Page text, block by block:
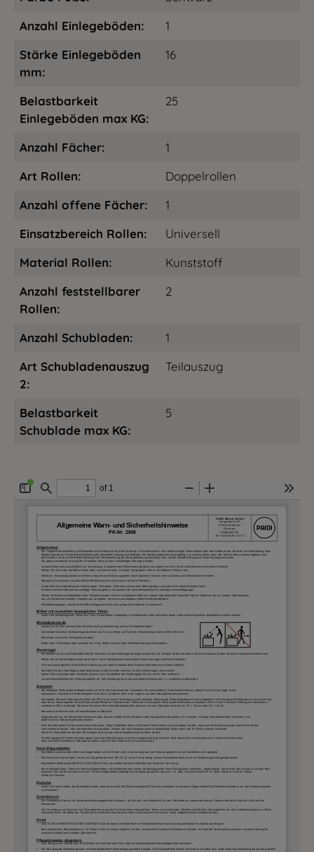
Anzahl Einlegeböden:
1
Stärke Einlegeböden
mm:
16
Belastbarkeit
Einlegeböden max KG:
25
Anzahl Fächer:
1
Art Rollen:
Doppelrollen
Anzahl offene Fächer:
1
Einsatzbereich Rollen:
Universell
Material Rollen:
Kunststoff
Anzahl feststellbarer
Rollen:
2
Anzahl Schubladen:
1
Art Schubladenauszug
2:
Teilauszug
Belastbarkeit
Schublade max KG:
5